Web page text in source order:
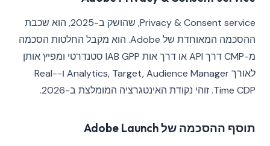
Privacy & Consent service, שהושק ב-2025, הוא שכבת
ההסכמה המאוחדת של Adobe. הוא מקבל החלטות הסכמה
מ-CMP דרך API או דרך אות IAB GPP סטנדרטי ומפיץ אותן
לאורך Analytics, Target, Audience Manager ו-Real-
Time CDP. זוהי נקודת האינטגרציה המומלצת ב-2026.
תוסף ההסכמה של Adobe Launch